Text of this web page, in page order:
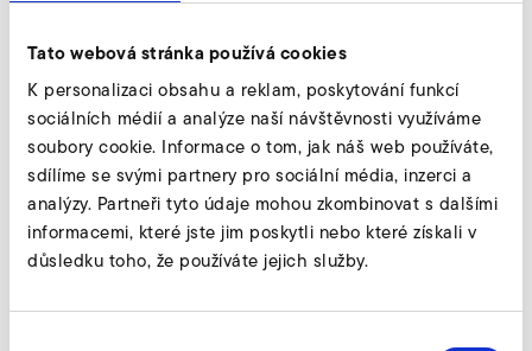
Tato webová stránka používá cookies
K personalizaci obsahu a reklam, poskytování funkcí
sociálních médií a analýze naší návštěvnosti využíváme
soubory cookie. Informace o tom, jak náš web používáte,
sdílíme se svými partnery pro sociální média, inzerci a
analýzy. Partneři tyto údaje mohou zkombinovat s dalšími
informacemi, které jste jim poskytli nebo které získali v
důsledku toho, že používáte jejich služby.
Sorry, but there are currently no open job offers.
Nenašli jste nic, co by Vám sedlo?
Proto se těšíme na Váš iniciativní životopis směřovaný na
job@elektror.cs.
Všechno o Elektroru
Práce v Elektroru